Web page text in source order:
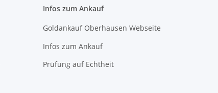
Infos zum Ankauf
Goldankauf Oberhausen Webseite
Infos zum Ankauf
Prüfung auf Echtheit